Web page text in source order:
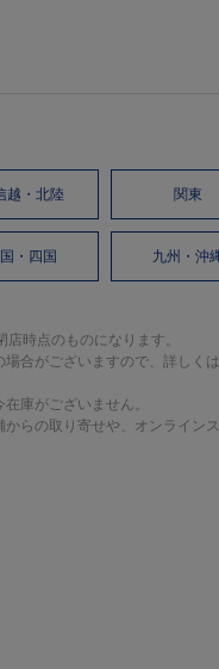
越・北陸 関東
・四国 九州・沖
時点のものになります。
合がございますので、詳しく
庫がございません。
らの取り寄せや、オンライン